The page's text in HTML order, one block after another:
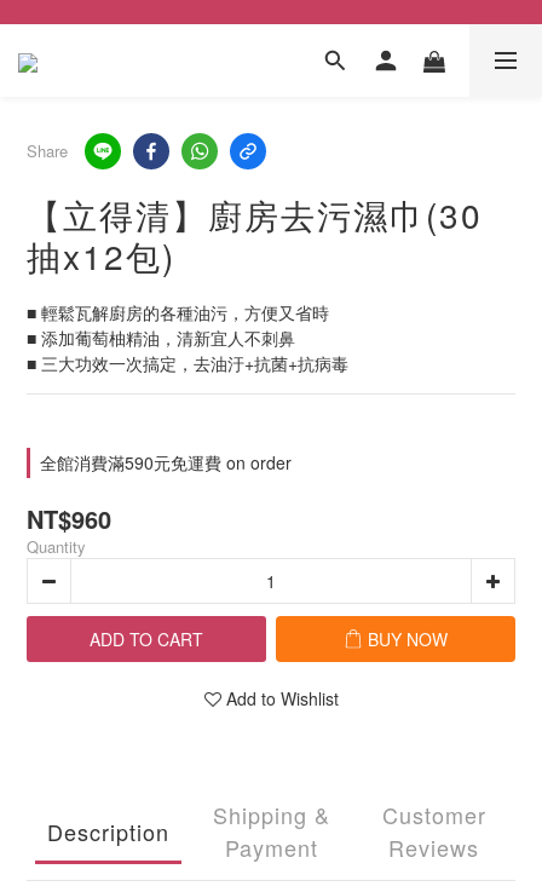
Share
【立得清】廚房去污濕巾(30
抽x12包)
■ 輕鬆瓦解廚房的各種油污，方便又省時
■ 添加葡萄柚精油，清新宜人不刺鼻
■ 三大功效一次搞定，去油汙+抗菌+抗病毒
全館消費滿590元免運費 on order
NT$960
Quantity
ADD TO CART BUY NOW
Add to Wishlist
Description
Shipping &
Payment
Customer
Reviews